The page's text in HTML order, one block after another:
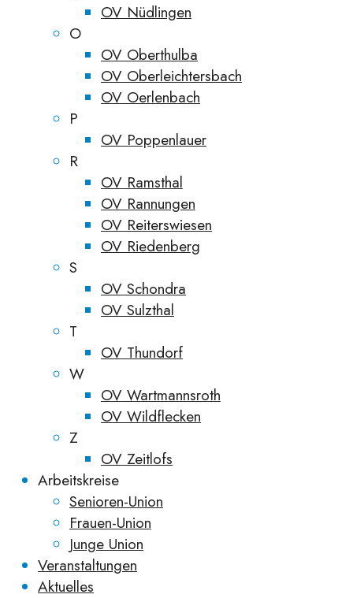
OV Nüdlingen
O
OV Oberthulba
OV Oberleichtersbach
OV Oerlenbach
P
OV Poppenlauer
R
OV Ramsthal
OV Rannungen
OV Reiterswiesen
OV Riedenberg
S
OV Schondra
OV Sulzthal
T
OV Thundorf
W
OV Wartmannsroth
OV Wildflecken
Z
OV Zeitlofs
Arbeitskreise
Senioren-Union
Frauen-Union
Junge Union
Veranstaltungen
Aktuelles